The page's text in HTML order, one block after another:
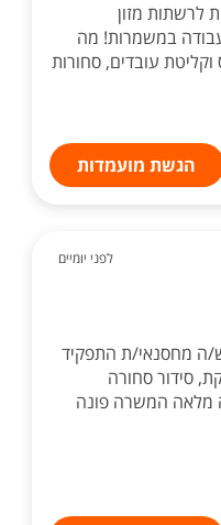
לרשתות מזון
במשמרות! מה
וקליטת עובדים, סחורות
הגשת מועמדות
לפני יומיים
ה מחסנאי/ת התפקיד
סידור סחורה
מלאה המשרה פונה